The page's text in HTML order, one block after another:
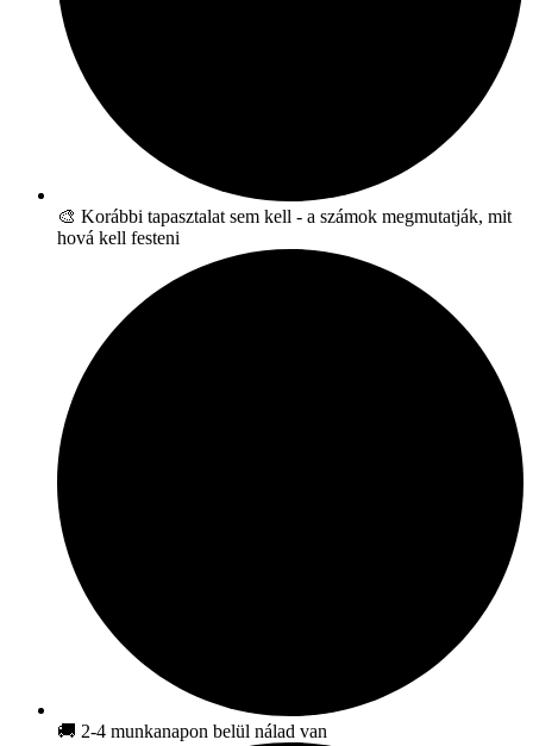
🎨 Korábbi tapasztalat sem kell - a számok megmutatják, mit
hová kell festeni
🚚 2-4 munkanapon belül nálad van